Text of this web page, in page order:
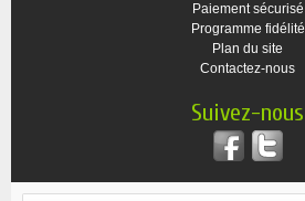
Paiement sécurisé
Programme fidélité
Plan du site
Contactez-nous
Suivez-nous